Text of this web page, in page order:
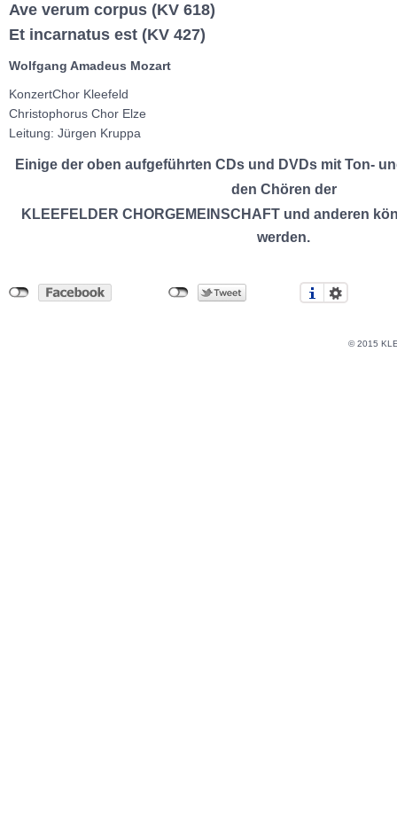
Ave verum corpus (KV 618)
Et incarnatus est (KV 427)
Wolfgang Amadeus Mozart
KonzertChor Kleefeld
Christophorus Chor Elze
Leitung: Jürgen Kruppa
Einige der oben aufgeführten CDs und DVDs mit Ton-
den Chören der
KLEEFELDER CHORGEMEINSCHAFT und anderen
werden.
© 2015